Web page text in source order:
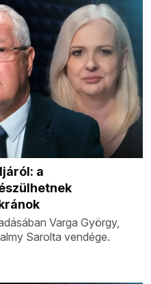
a
Varga György,
Sarolta vendége.